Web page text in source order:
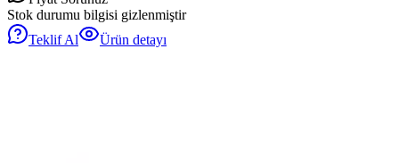
Stok durumu bilgisi gizlenmiştir
Teklif Al
Ürün detayı